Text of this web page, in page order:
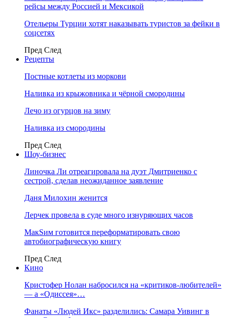
рейсы между Россией и Мексикой
Отельеры Турции хотят наказывать туристов за фейки в
соцсетях
Пред След
Рецепты
Постные котлеты из моркови
Наливка из крыжовника и чёрной смородины
Лечо из огурцов на зиму
Наливка из смородины
Пред След
Шоу-бизнес
Линочка Ли отреагировала на дуэт Дмитриенко с
сестрой, сделав неожиданное заявление
Даня Милохин женится
Лерчек провела в суде много изнуряющих часов
МакSим готовится переформатировать свою
автобиографическую книгу
Пред След
Кино
Кристофер Нолан набросился на «критиков-любителей»
— а «Одиссея»…
Фанаты «Людей Икс» разделились: Самара Уивинг в